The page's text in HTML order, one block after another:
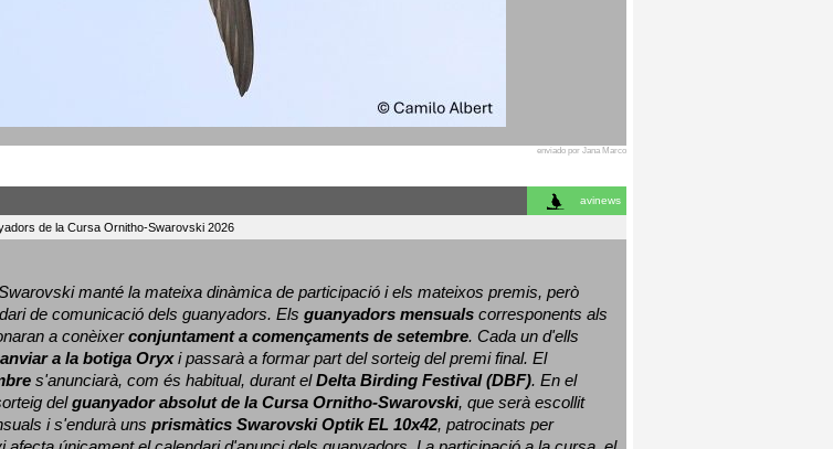
enviado por Jana Marco
avinews
de la Cursa Ornitho-Swarovski 2026
manté la mateixa dinàmica de participació i els mateixos premis, però
de comunicació dels guanyadors. Els guanyadors mensuals corresponents als
a conèixer conjuntament a començaments de setembre. Cada un d'ells
a la botiga Oryx i passarà a formar part del sorteig del premi final.
El
s'anunciarà, com és habitual, durant el Delta Birding Festival (DBF). En el
del guanyador absolut de la Cursa Ornitho-Swarovski, que serà escollit
i s'endurà uns prismàtics Swarovski Optik EL 10x42, patrocinats per